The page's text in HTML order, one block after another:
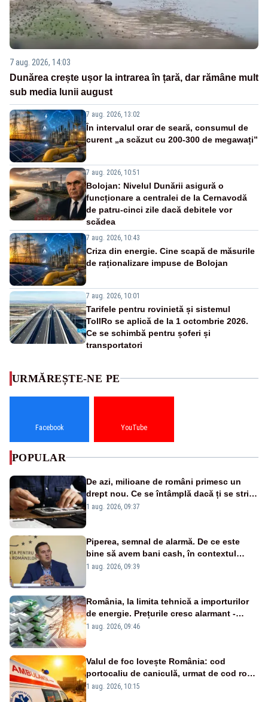
7 aug. 2026, 14:03
Dunărea crește ușor la intrarea în țară, dar rămâne mult
sub media lunii august
7 aug. 2026, 13:02
În intervalul orar de seară, consumul de
curent „a scăzut cu 200-300 de megawați”
7 aug. 2026, 10:51
Bolojan: Nivelul Dunării asigură o
funcționare a centralei de la Cernavodă
de patru-cinci zile dacă debitele vor
scădea
7 aug. 2026, 10:43
Criza din energie. Cine scapă de măsurile
de raționalizare impuse de Bolojan
7 aug. 2026, 10:01
Tarifele pentru rovinietă și sistemul
TollRo se aplică de la 1 octombrie 2026.
Ce se schimbă pentru șoferi și
transportatori
URMĂREȘTE-NE PE
Facebook YouTube
POPULAR
De azi, milioane de români primesc un
drept nou. Ce se întâmplă dacă ți se strică
un produs
1 aug. 2026, 09:37
Piperea, semnal de alarmă. De ce este
bine să avem bani cash, în contextul
alertei energetice?
1 aug. 2026, 09:39
România, la limita tehnică a importurilor
de energie. Prețurile cresc alarmant -
Analiză Realitatea Plus
1 aug. 2026, 09:46
Valul de foc lovește România: cod
portocaliu de caniculă, urmat de cod roșu
duminică. Temperaturile urcă spre 40°C
1 aug. 2026, 10:15